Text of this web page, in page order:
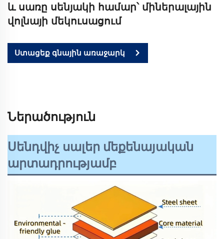
և սառը սենյակի համար՝ միներալային
վոլնայի մեկուսացում
Ստացեք գնային առաջարկ
Ներածություն
Սենդվիչ սալեր մեքենայական
արտադրությամբ